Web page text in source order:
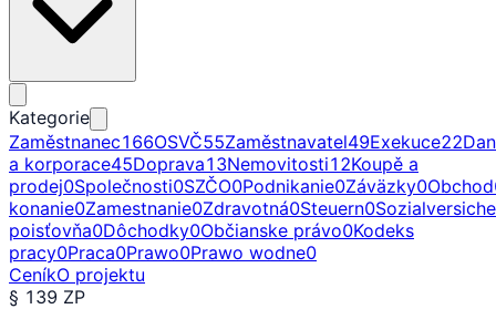
Kategorie
Zaměstnanec166OSVČ55Zaměstnavatel49Exekuce22
a korporace45Doprava13Nemovitosti12Koupě a
prodej0Společnosti0SZČO0Podnikanie0Záväzky0Obchod
konanie0Zamestnanie0Zdravotná0Steuern0
poisťovňa0Dôchodky0Občianske právo0Kodeks
pracy0Praca0Prawo0Prawo wodne0
CeníkO projektu
§ 139 ZP